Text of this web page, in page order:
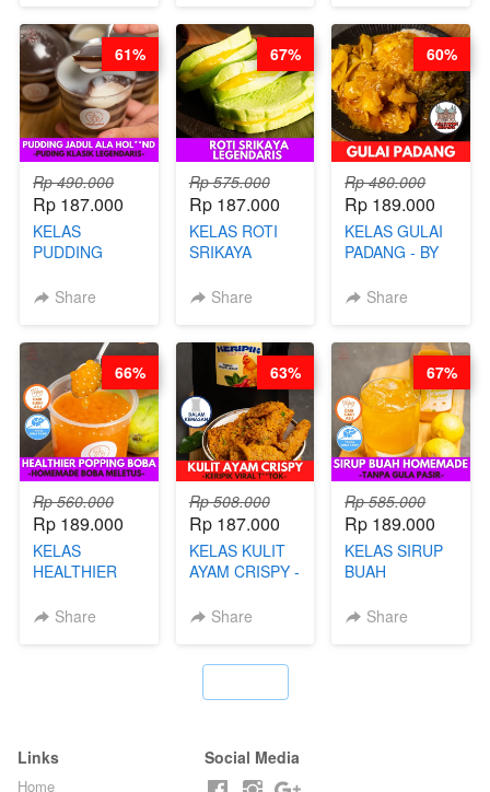
STEPHANIE
FOOD- BY
CHEF
STEPHANIE
Rp 490.000
Rp 187.000
KELAS
PUDDING
HOL**ND -
LEGENDARIS -
BY CHEF DITA
Share
61%
Rp 575.000
Rp 187.000
KELAS ROTI
SRIKAYA
BY CHEF DITA
Share
67%
Rp 480.000
Rp 189.000
KELAS GULAI
PADANG - BY
NADIA
Share
60%
Rp 560.000
Rp 189.000
KELAS
HEALTHIER
BOBA -
Share
66%
Rp 508.000
Rp 187.000
KELAS KULIT
AYAM CRISPY -
T**TOK - BY
Share
63%
Rp 585.000
Rp 189.000
KELAS SIRUP
BUAH
TANPA GULA
Share
67%
Links
Home
Social Media